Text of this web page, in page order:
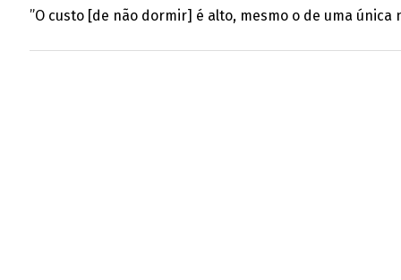
”O custo [de não dormir] é alto, mesmo o de uma única